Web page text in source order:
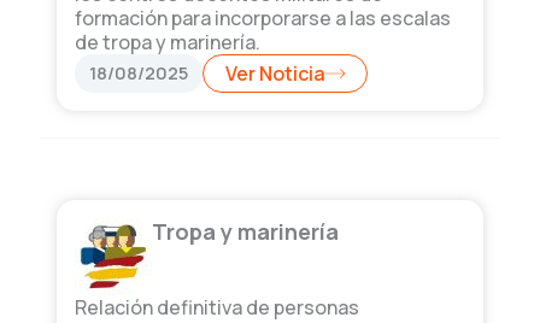
formación para incorporarse a las escalas
de tropa y marinería.
18/08/2025 Ver Noticia
Tropa y marinería
Relación definitiva de personas